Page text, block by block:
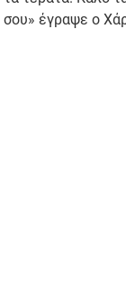
σου» έγραψε ο